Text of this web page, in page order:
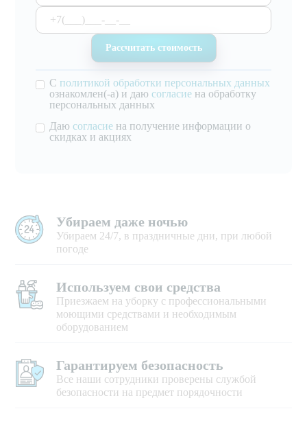
С политикой обработки персональных данных
ознакомлен(-а) и даю согласие на обработку
персональных данных
Даю согласие на получение информации о
скидках и акциях
Убираем даже ночью
Убираем 24/7, в праздничные дни, при любой
погоде
Используем свои средства
Приезжаем на уборку с профессиональными
моющими средствами и необходимым
оборудованием
Гарантируем безопасность
Все наши сотрудники проверены службой
безопасности на предмет порядочности